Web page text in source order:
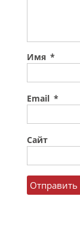
Имя *
Email *
Сайт